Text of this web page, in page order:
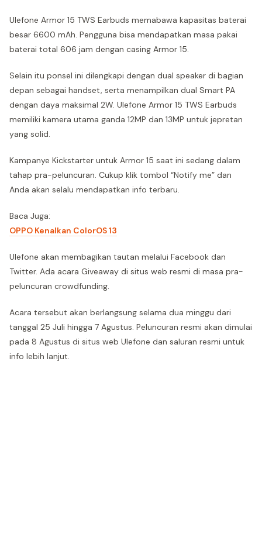
Ulefone Armor 15 TWS Earbuds memabawa kapasitas baterai
besar 6600 mAh. Pengguna bisa mendapatkan masa pakai
baterai total 606 jam dengan casing Armor 15.
Selain itu ponsel ini dilengkapi dengan dual speaker di bagian
depan sebagai handset, serta menampilkan dual Smart PA
dengan daya maksimal 2W. Ulefone Armor 15 TWS Earbuds
memiliki kamera utama ganda 12MP dan 13MP untuk jepretan
yang solid.
Kampanye Kickstarter untuk Armor 15 saat ini sedang dalam
tahap pra-peluncuran. Cukup klik tombol “Notify me” dan
Anda akan selalu mendapatkan info terbaru.
Baca Juga:
OPPO Kenalkan ColorOS 13
Ulefone akan membagikan tautan melalui Facebook dan
Twitter. Ada acara Giveaway di situs web resmi di masa pra-
peluncuran crowdfunding.
Acara tersebut akan berlangsung selama dua minggu dari
tanggal 25 Juli hingga 7 Agustus. Peluncuran resmi akan dimulai
pada 8 Agustus di situs web Ulefone dan saluran resmi untuk
info lebih lanjut.